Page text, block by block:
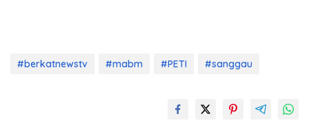
#berkatnewstv #mabm #PETI #sanggau